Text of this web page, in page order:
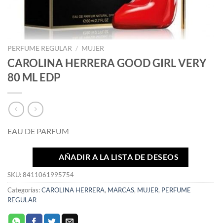
PERFUME REGULAR / MUJER
CAROLINA HERRERA GOOD GIRL VERY
80 ML EDP
EAU DE PARFUM
AÑADIR A LA LISTA DE DESEOS
SKU:8411061995754
Categorías:CAROLINA HERRERA, MARCAS, MUJER, PERFUME
REGULAR